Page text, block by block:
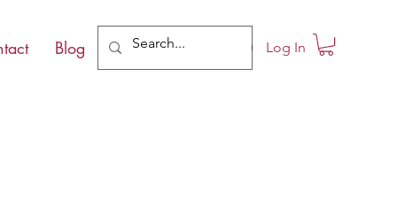
Blog Log In